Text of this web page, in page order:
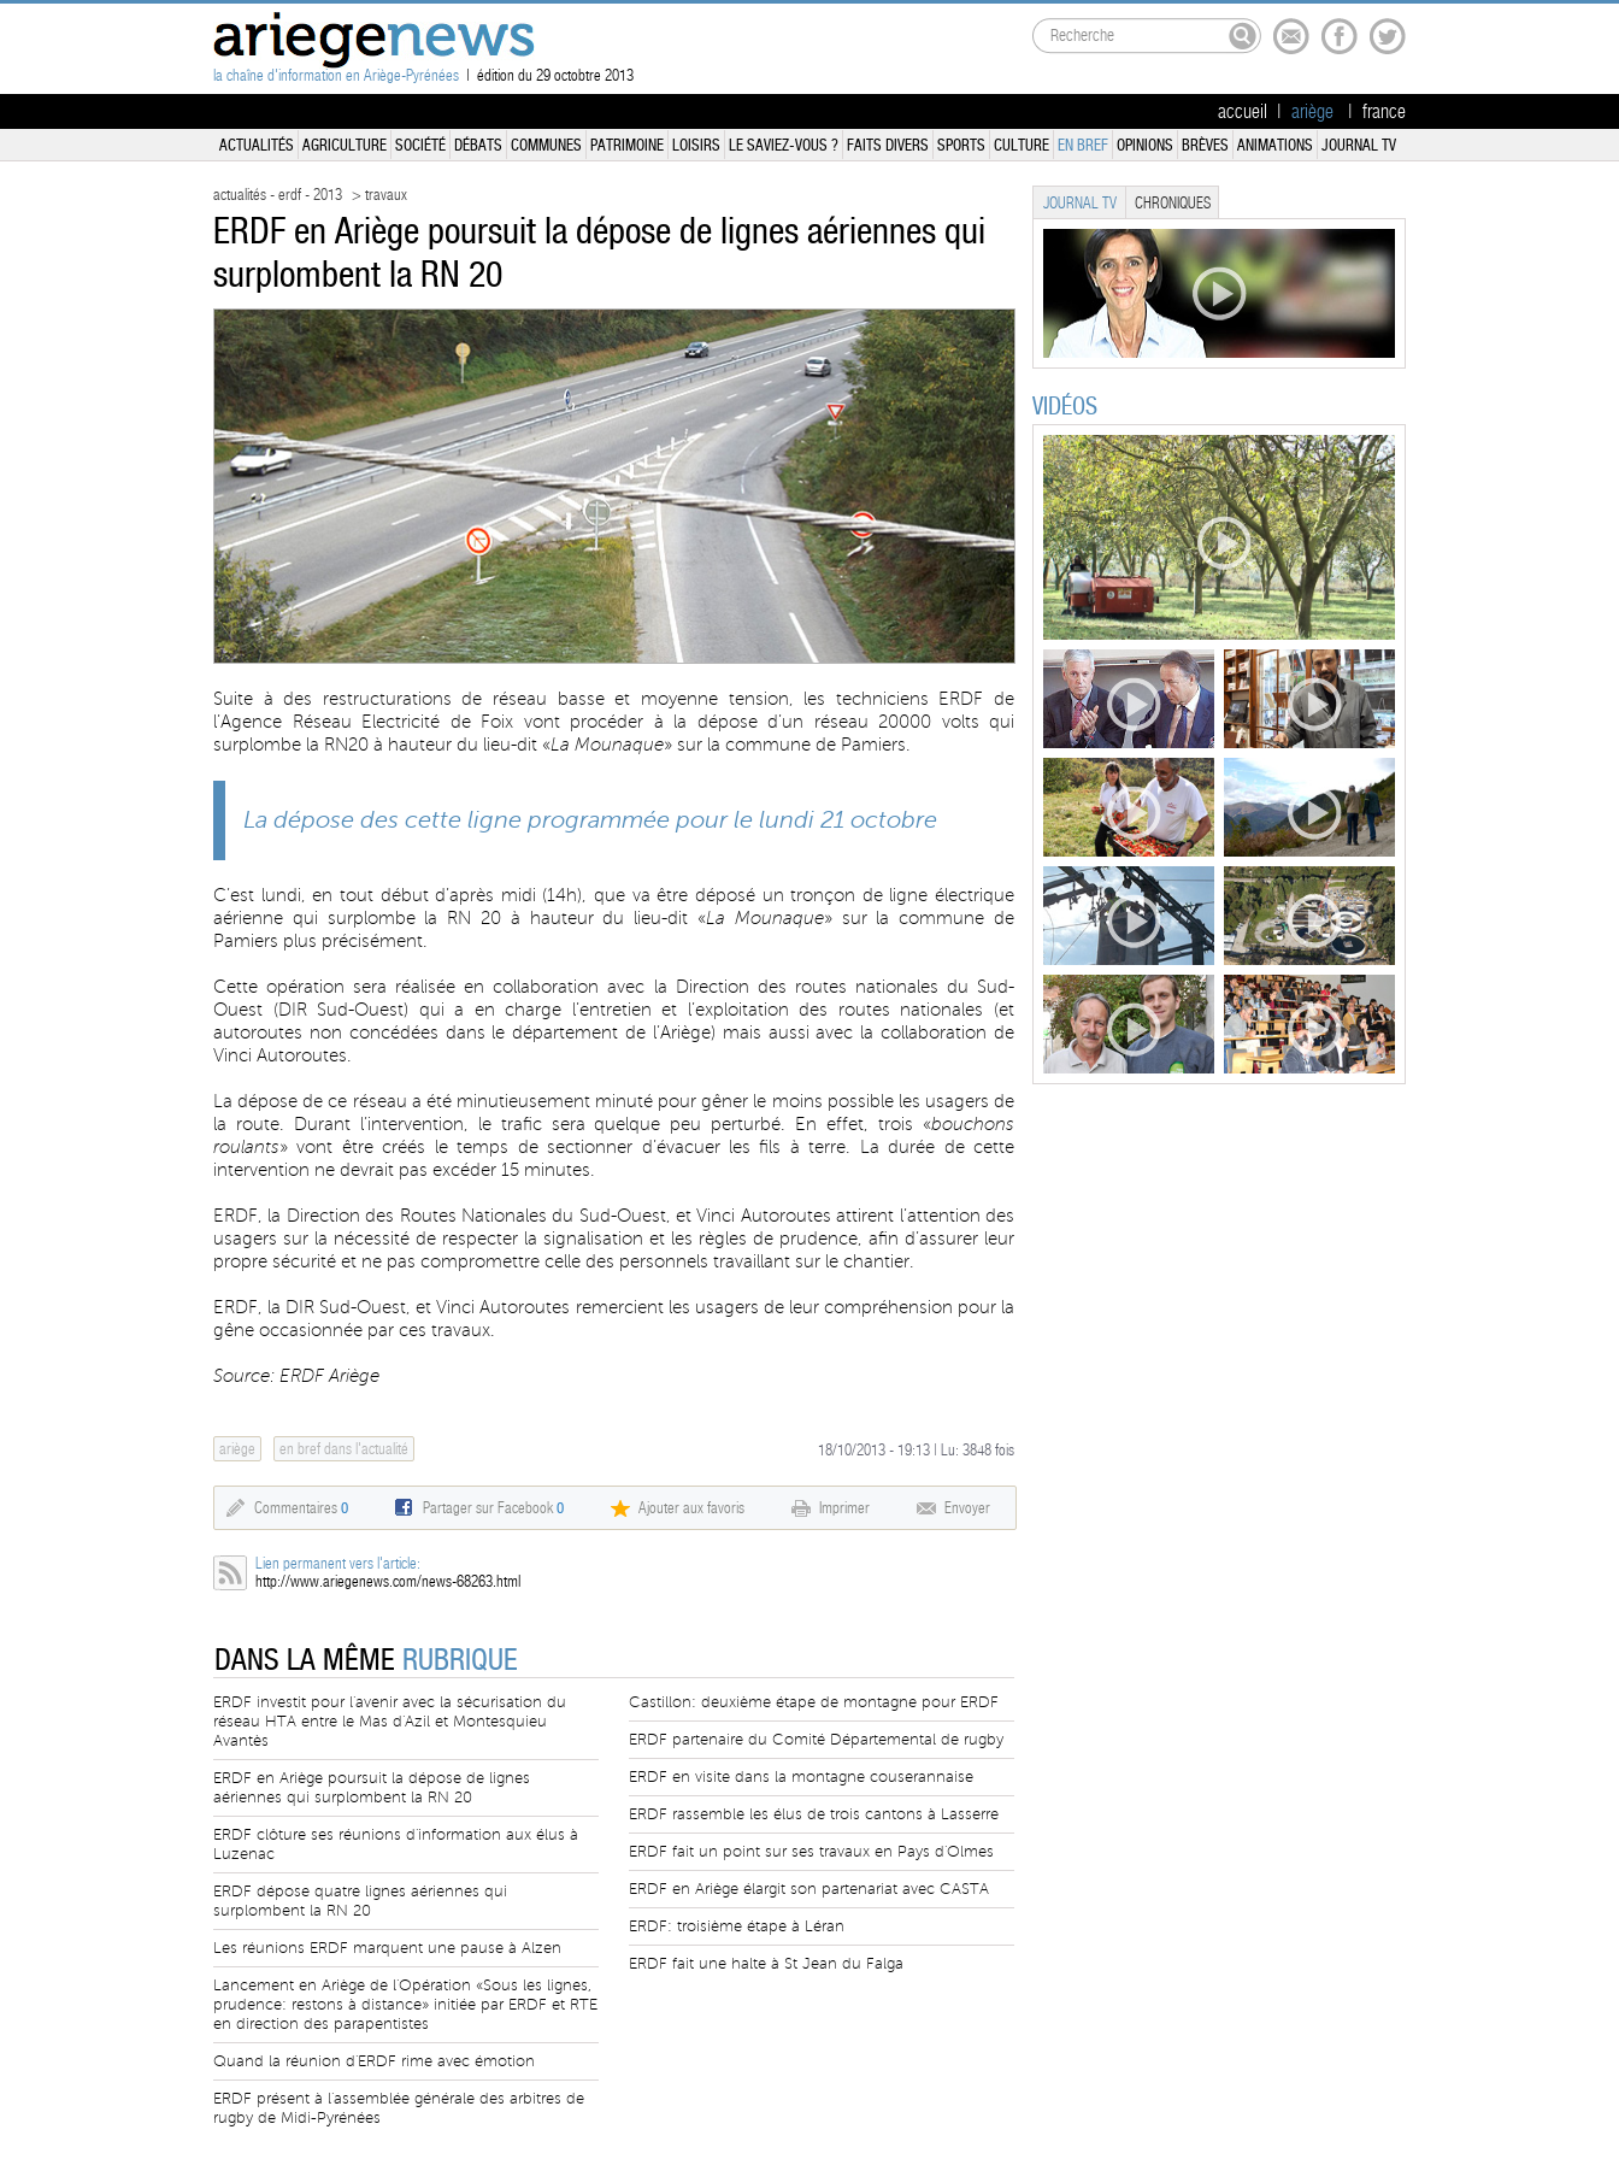
la chaîne d'information en Ariège-Pyrénées | édition du 29 octobtre 2013
accueil ariège france
ACTUALITÉS AGRICULTURE SOCIÉTÉ DÉBATS COMMUNES PATRIMOINE LOISIRS LE SAVIEZ-VOUS ? FAITS DIVERS SPORTS CULTURE EN BREF OPINIONS BRÈVES ANIMATIONS JOURNAL TV
actualités - erdf - 2013 > travaux
ERDF en Ariège poursuit la dépose de lignes aériennes qui
surplombent la RN 20
Suite à des restructurations de réseau basse et moyenne tension, les techniciens ERDF de
l’Agence Réseau Electricité de Foix vont procéder à la dépose d’un réseau 20000 volts qui
surplombe la RN20 à hauteur du lieu-dit «La Mounaque» sur la commune de Pamiers.
La dépose des cette ligne programmée pour le lundi 21 octobre
C’est lundi, en tout début d’après midi (14h), que va être déposé un tronçon de ligne électrique
aérienne qui surplombe la RN 20 à hauteur du lieu-dit «La Mounaque» sur la commune de
Pamiers plus précisément.
Cette opération sera réalisée en collaboration avec la Direction des routes nationales du Sud-
Ouest (DIR Sud-Ouest) qui a en charge l’entretien et l’exploitation des routes nationales (et
autoroutes non concédées dans le département de l’Ariège) mais aussi avec la collaboration de
Vinci Autoroutes.
La dépose de ce réseau a été minutieusement minuté pour gêner le moins possible les usagers de
la route. Durant l’intervention, le trafic sera quelque peu perturbé. En effet, trois «bouchons
roulants» vont être créés le temps de sectionner d’évacuer les fils à terre. La durée de cette
intervention ne devrait pas excéder 15 minutes.
ERDF, la Direction des Routes Nationales du Sud-Ouest, et Vinci Autoroutes attirent l’attention des
usagers sur la nécessité de respecter la signalisation et les règles de prudence, afin d’assurer leur
propre sécurité et ne pas compromettre celle des personnels travaillant sur le chantier.
ERDF, la DIR Sud-Ouest, et Vinci Autoroutes remercient les usagers de leur compréhension pour la
gêne occasionnée par ces travaux.
Source: ERDF Ariège
ariège en bref dans l'actualité 18/10/2013 - 19:13 | Lu: 3848 fois
Commentaires 0 Partager sur Facebook0 Ajouter aux favoris Imprimer Envoyer
Lien permanent vers l'article:
http://www.ariegenews.com/news-68263.html
DANS LA MÊME RUBRIQUE
ERDF investit pour l'avenir avec la sécurisation du
réseau HTA entre le Mas d'Azil et Montesquieu
Avantès
ERDF en Ariège poursuit la dépose de lignes
aériennes qui surplombent la RN 20
ERDF clôture ses réunions d'information aux élus à
Luzenac
ERDF dépose quatre lignes aériennes qui
surplombent la RN 20
Les réunions ERDF marquent une pause à Alzen
Lancement en Ariège de l'Opération «Sous les lignes,
prudence: restons à distance» initiée par ERDF et RTE
en direction des parapentistes
Quand la réunion d'ERDF rime avec émotion
ERDF présent à l'assemblée générale des arbitres de
rugby de Midi-Pyrénées
Castillon: deuxième étape de montagne pour ERDF
ERDF partenaire du Comité Départemental de rugby
ERDF en visite dans la montagne couserannaise
ERDF rassemble les élus de trois cantons à Lasserre
ERDF fait un point sur ses travaux en Pays d'Olmes
ERDF en Ariège élargit son partenariat avec CASTA
ERDF: troisième étape à Léran
ERDF fait une halte à St Jean du Falga
JOURNAL TV CHRONIQUES
VIDÉOS